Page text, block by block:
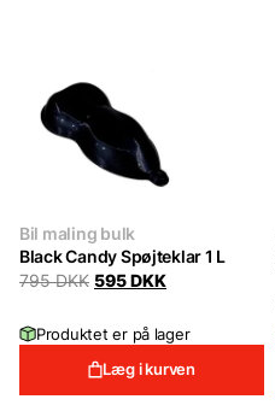
Bil maling bulk
Black Candy Spøjteklar 1 L
795DKK Original
795 DKK.
595DKKCurrent
595 DKK.
Produktet er på lager
Læg i kurven